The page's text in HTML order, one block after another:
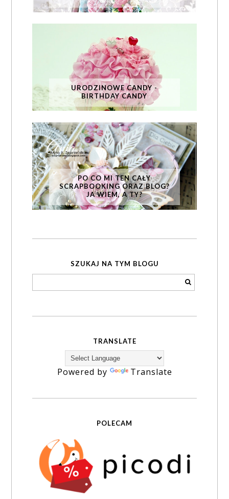
URODZINOWE CANDY -
BIRTHDAY CANDY
PO CO MI TEN CAŁY
SCRAPBOOKING ORAZ BLOG?
JA WIEM, A TY?
SZUKAJ NA TYM BLOGU
TRANSLATE
Powered by Translate
POLECAM